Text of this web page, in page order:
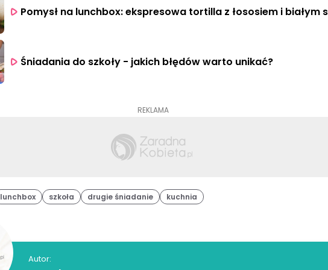
Pomysł na lunchbox: ekspresowa tortilla z łososiem i białym
REKLAMA
lunchbox szkoła drugie śniadanie kuchnia
Autor: